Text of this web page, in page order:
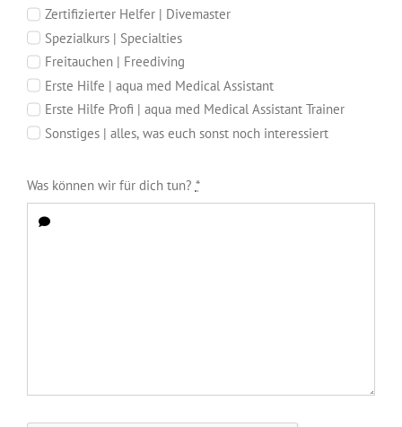
Zertifizierter Helfer | Divemaster
Spezialkurs | Specialties
Freitauchen | Freediving
Erste Hilfe | aqua med Medical Assistant
Erste Hilfe Profi | aqua med Medical Assistant Trainer
Sonstiges | alles, was euch sonst noch interessiert
Was können wir für dich tun? *